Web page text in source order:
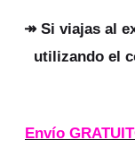
↠ Si viajas al
utilizando el
Envío